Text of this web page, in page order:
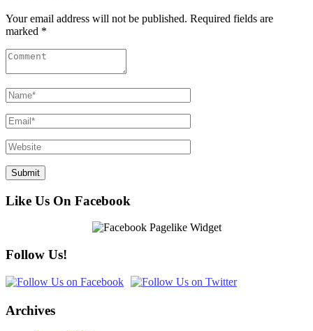
Your email address will not be published. Required fields are
marked *
Like Us On Facebook
Follow Us!
Archives